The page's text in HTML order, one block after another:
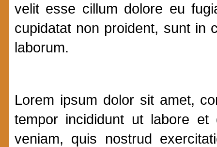
velit esse cillum dolore eu
cupidatat non proident, sunt in
laborum.
Lorem ipsum dolor sit amet,
tempor incididunt ut labore
veniam, quis nostrud